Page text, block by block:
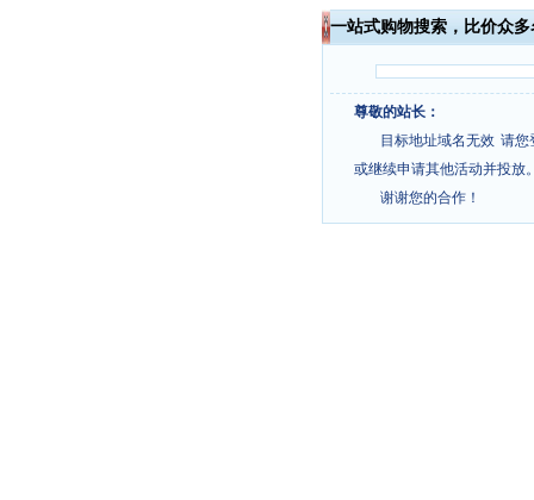
一站式购物搜索，比价众
尊敬的站长：
目标地址域名无效 请您
或继续申请其他活动并投放
谢谢您的合作！